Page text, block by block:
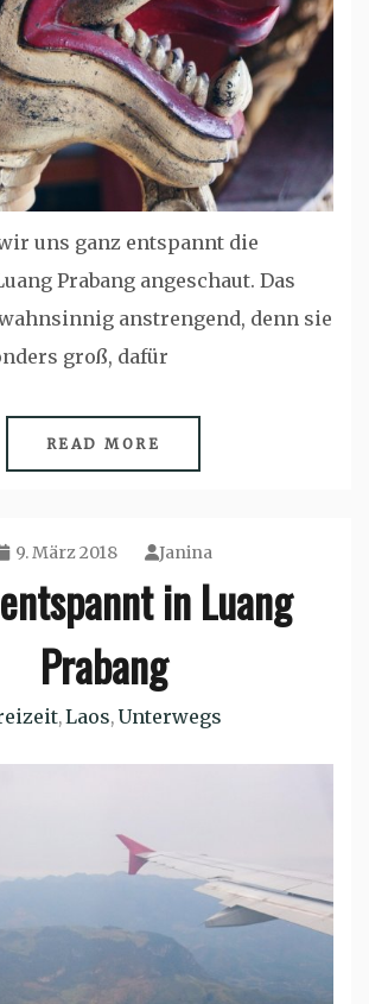
uns ganz entspannt die
Prabang angeschaut. Das
anstrengend, denn sie
groß, dafür
READ MORE
9. März 2018 Janina
in Luang
Prabang
,Laos, Unterwegs